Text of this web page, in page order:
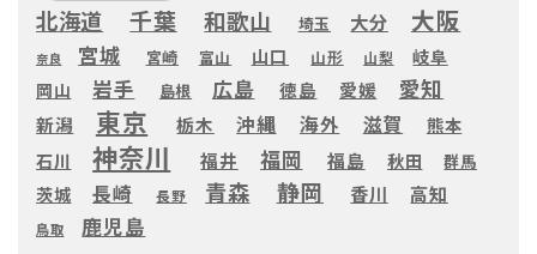
北海道 千葉 和歌山 埼玉 大分 大阪
奈良 宮城 宮崎 富山 山口 山形 山梨
岐阜
岡山
岩手 島根 広島 徳島 愛媛 愛知
新潟 東京 栃木 沖縄 海外 滋賀
熊本
石川
神奈川 福井 福岡 福島 秋田 群馬
茨城 長崎 長野 青森 静岡 香川 高知
鳥取 鹿児島